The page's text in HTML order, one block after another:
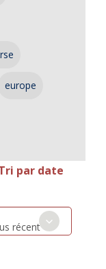
europe
par date
récent